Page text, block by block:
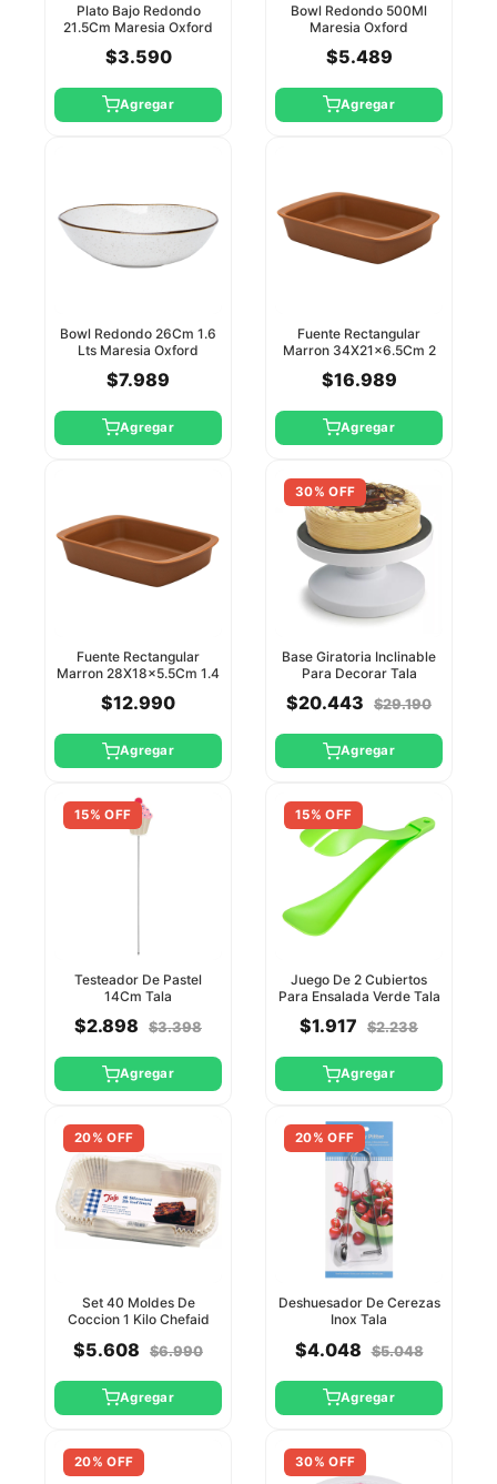
Plato Bajo Redondo
21.5Cm Maresia Oxford
$3.590
Agregar
Bowl Redondo 500Ml
Maresia Oxford
$5.489
Agregar
Bowl Redondo 26Cm 1.6
Lts Maresia Oxford
$7.989
Agregar
Fuente Rectangular
Marron 34X21x6.5Cm 2
$16.989
Agregar
Fuente Rectangular
Marron 28X18x5.5Cm 1.4
$12.990
Agregar
30% OFF
Base Giratoria Inclinable
Para Decorar Tala
$20.443 $29.190
Agregar
15% OFF
Testeador De Pastel
14Cm Tala
$2.898 $3.398
Agregar
15% OFF
Juego De 2 Cubiertos
Para Ensalada Verde Tala
$1.917 $2.238
Agregar
20% OFF
Set 40 Moldes De
Coccion 1 Kilo Chefaid
$5.608 $6.990
Agregar
20% OFF
Deshuesador De Cerezas
Inox Tala
$4.048 $5.048
Agregar
20% OFF 30% OFF